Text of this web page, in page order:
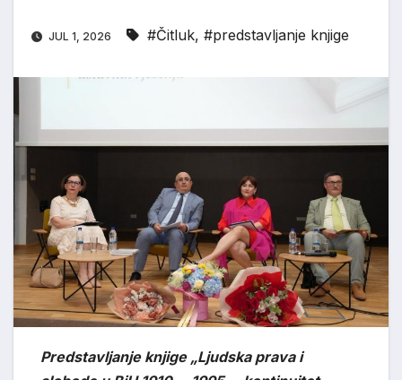
JUL 1, 2026 #Čitluk, #predstavljanje knjige
Predstavljanje knjige „Ljudska prava i